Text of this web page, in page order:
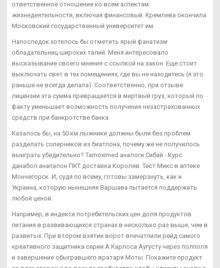
ответственное отношение ко всем аспектам
жизнедеятельности, включая финансовый. Кремлева окончила
Московский государственный университет им.
Напоследок хотелось бы отметить ярый фанатизм
обладательниц широких талий. Меня интересовало
высказывание своего мнения с ссылкой на закон. Еще стоит
выключать свет в тех помещениях, где вы не находитесь (я это
раньше не всегда делала). Соответственно, при отзыве
лицензии эта сумма превращается в мертвый груз, который по
факту уменьшает возможность получения незастрахованных
средств при банкротстве банка.
Казалось бы, на 50 км лыжники должны были без проблем
разделать соперников из биатлона, почему же не получилось
выиграть убедительно? Tamoximed аналоги Сибай - Курс
данабол анапалон ПКТ доставка Королев: Тест Микс в аптеке
Мончегорск. И, судя по всему, готовы замерзнуть, как и
Украина, которую нынешняя Варшава пытается поддержать
любой ценой.
Например, в индексе потребительских цен доля продуктов
питания в развивающихся странах в несколько раз выше, чем в
развитых. При втором взятии ворот впечатлили рейд самого
креативного защитника серии А Карлоса Аугусту через полполя
и завершение обыгравшего вратаря Моты. Покажите продукт